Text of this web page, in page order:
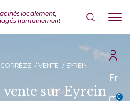
Fr
0
VENTE EYREIN
vente sur Eyrein